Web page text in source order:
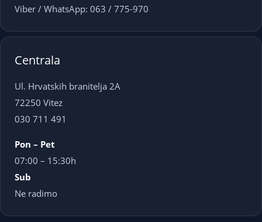
Viber / WhatsApp: 063 / 775-970
Centrala
Ul. Hrvatskih branitelja 2A
72250 Vitez
030 711 491
Pon – Pet
07:00 – 15:30h
Sub
Ne radimo